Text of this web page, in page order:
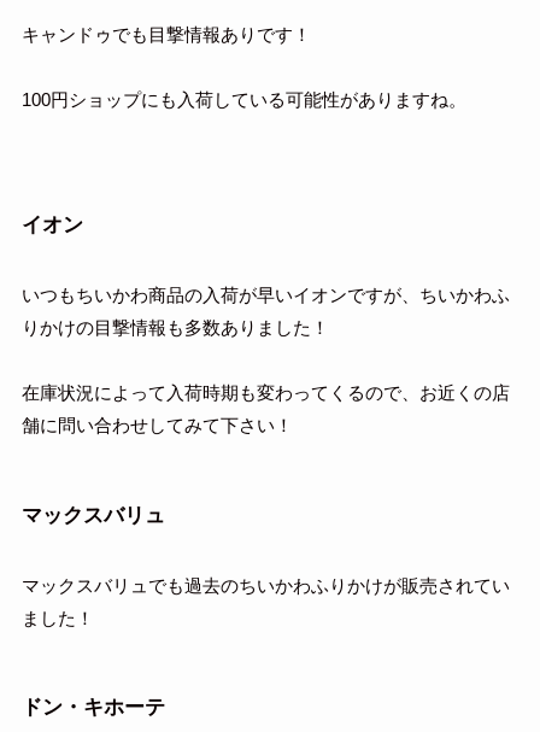
キャンドゥでも目撃情報ありです！
100円ショップにも入荷している可能性がありますね。
イオン
いつもちいかわ商品の入荷が早いイオンですが、ちいかわふ
りかけの目撃情報も多数ありました！
在庫状況によって入荷時期も変わってくるので、お近くの店
舗に問い合わせしてみて下さい！
マックスバリュ
マックスバリュでも過去のちいかわふりかけが販売されてい
ました！
ドン・キホーテ